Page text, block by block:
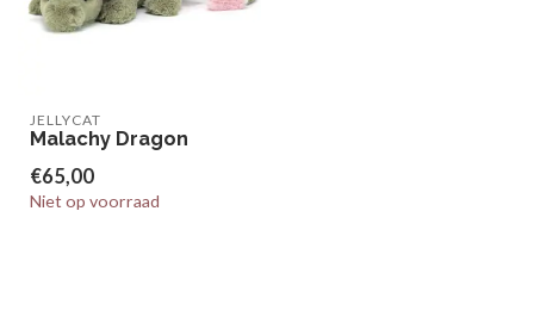
JELLYCAT
Malachy Dragon
€65,00
Niet op voorraad